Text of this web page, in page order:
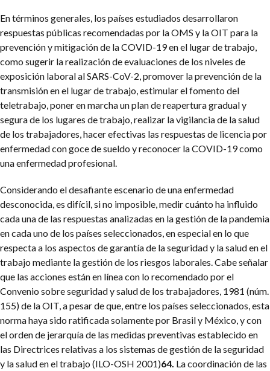
En términos generales, los países estudiados desarrollaron
respuestas públicas recomendadas por la OMS y la OIT para la
prevención y mitigación de la COVID-19 en el lugar de trabajo,
como sugerir la realización de evaluaciones de los niveles de
exposición laboral al SARS-CoV-2, promover la prevención de la
transmisión en el lugar de trabajo, estimular el fomento del
teletrabajo, poner en marcha un plan de reapertura gradual y
segura de los lugares de trabajo, realizar la vigilancia de la salud
de los trabajadores, hacer efectivas las respuestas de licencia por
enfermedad con goce de sueldo y reconocer la COVID-19 como
una enfermedad profesional.
Considerando el desafiante escenario de una enfermedad
desconocida, es difícil, si no imposible, medir cuánto ha influido
cada una de las respuestas analizadas en la gestión de la pandemia
en cada uno de los países seleccionados, en especial en lo que
respecta a los aspectos de garantía de la seguridad y la salud en el
trabajo mediante la gestión de los riesgos laborales. Cabe señalar
que las acciones están en línea con lo recomendado por el
Convenio sobre seguridad y salud de los trabajadores, 1981 (núm.
155) de la OIT, a pesar de que, entre los países seleccionados, esta
norma haya sido ratificada solamente por Brasil y México, y con
el orden de jerarquía de las medidas preventivas establecido en
las Directrices relativas a los sistemas de gestión de la seguridad
y la salud en el trabajo (ILO-OSH 2001)64. La coordinación de las